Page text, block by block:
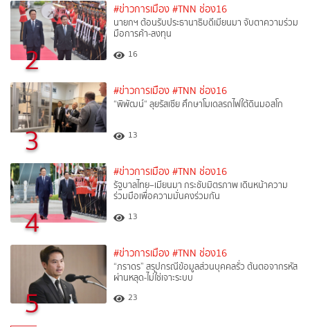
2
#ข่าวการเมือง #TNN ช่อง16
นายกฯ ต้อนรับประธานาธิบดีเมียนมา จับตาความร่วม
มือการค้า-ลงทุน
16
3
#ข่าวการเมือง #TNN ช่อง16
“พิพัฒน์“ ลุยรัสเซีย ศึกษาโมเดลรถไฟใต้ดินมอสโก
13
4
#ข่าวการเมือง #TNN ช่อง16
รัฐบาลไทย–เมียนมา กระชับมิตรภาพ เดินหน้าความ
ร่วมมือเพื่อความมั่นคงร่วมกัน
13
5
#ข่าวการเมือง #TNN ช่อง16
“ภราดร” สรุปกรณีข้อมูลส่วนบุคคลรั่ว ต้นตอจากรหัส
ผ่านหลุด-ไม่ใช่เจาะระบบ
23